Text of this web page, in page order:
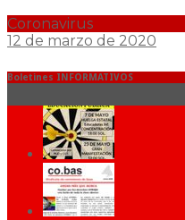
Coronavirus
12 de marzo de 2020
Boletines INFORMATIVOS